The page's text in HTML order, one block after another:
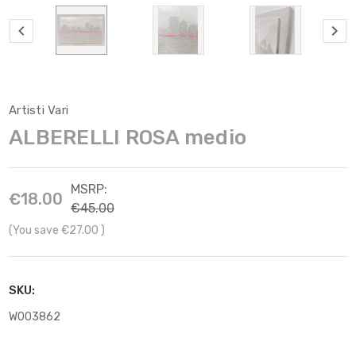
Artisti Vari
ALBERELLI ROSA medio
€18.00
MSRP:
€45.00
(You save €27.00 )
SKU:
W003862